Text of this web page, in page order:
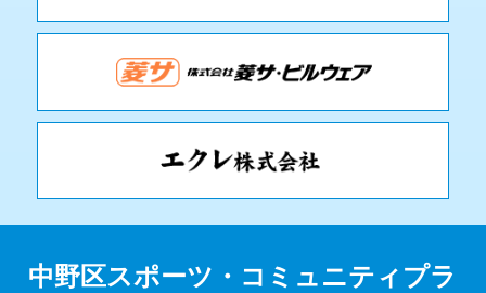
中野区スポーツ・コミュニティプラ